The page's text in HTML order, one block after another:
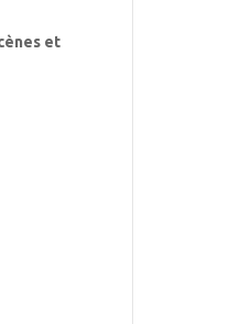
et